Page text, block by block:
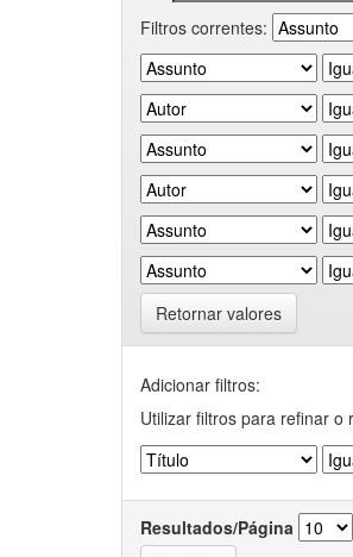
Filtros correntes:
Retornar valores
Adicionar filtros:
Utilizar filtros para refinar o
Resultados/Página